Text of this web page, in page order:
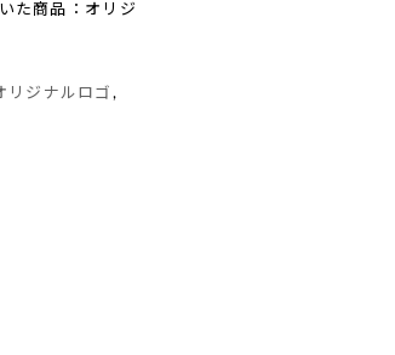
た商品：オリジ
リジナルロゴ ,